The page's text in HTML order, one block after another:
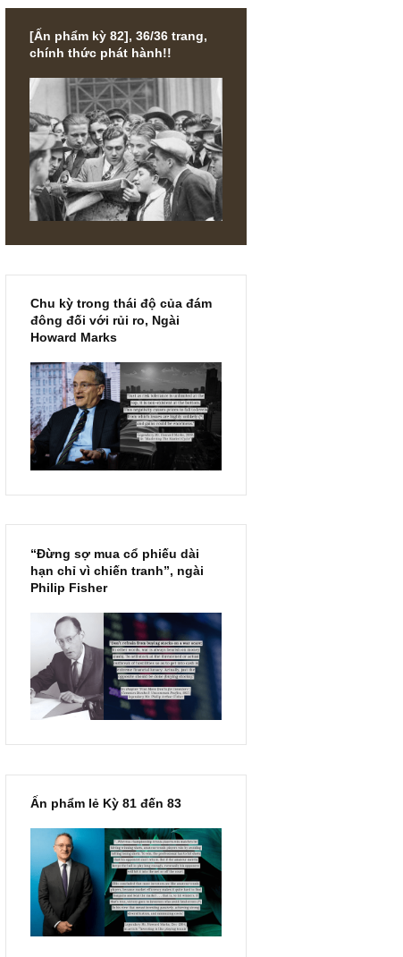
quan
lẻ loi
trị hiếm
như
cần sự
trị khác,
cùng
đóng
chọn
giữ
còn bỏ
cuối
Ngoài
đáng
[Ấn phẩm kỳ 82], 36/36 trang,
chính thức phát hành!!
Chu kỳ trong thái độ của đám
đông đối với rủi ro, Ngài
Howard Marks
“Đừng sợ mua cổ phiếu dài
hạn chỉ vì chiến tranh”, ngài